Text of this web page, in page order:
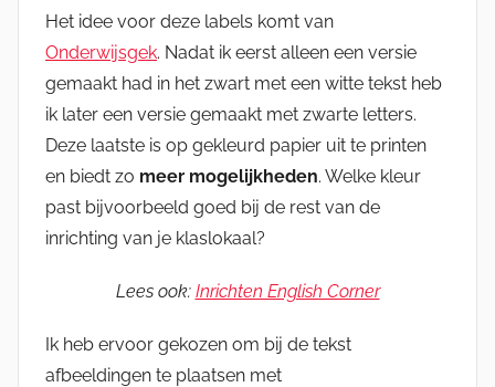
Het idee voor deze labels komt van
Onderwijsgek. Nadat ik eerst alleen een versie
gemaakt had in het zwart met een witte tekst heb
ik later een versie gemaakt met zwarte letters.
Deze laatste is op gekleurd papier uit te printen
en biedt zo meer mogelijkheden. Welke kleur
past bijvoorbeeld goed bij de rest van de
inrichting van je klaslokaal?
Lees ook: Inrichten English Corner
Ik heb ervoor gekozen om bij de tekst
afbeeldingen te plaatsen met